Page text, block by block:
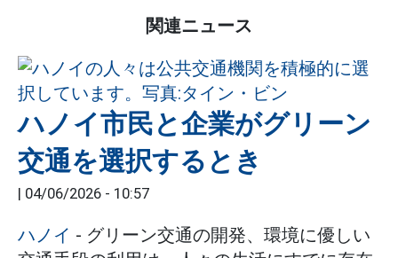
関連ニュース
ハノイ市民と企業がグリーン
交通を選択するとき
04/06/2026 - 10:57
ハノイ - グリーン交通の開発、環境に優しい